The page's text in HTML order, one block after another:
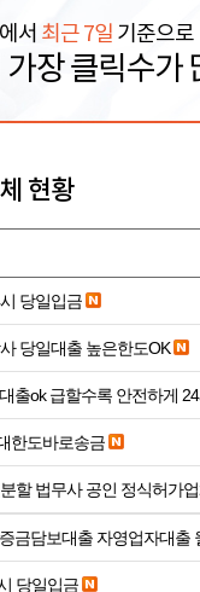
서 최근 7일 기준으로
가장 클릭수가
현황
당일입금
당일대출 높은한도OK
출ok 급할수록 안전하게
한도바로송금
할 법무사 공인 정식허가
금담보대출 자영업자대출
당일입금